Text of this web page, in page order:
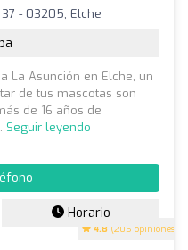
4.8 (205 opiniones)
- 03205, Elche
La Asunción en Elche, un
de tus mascotas son
de 16 años de
Seguir leyendo
Horario